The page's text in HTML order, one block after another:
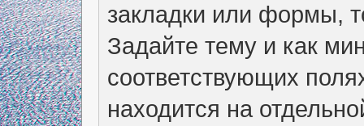
закладки или формы,
Задайте тему и как
соответствующих
находится на